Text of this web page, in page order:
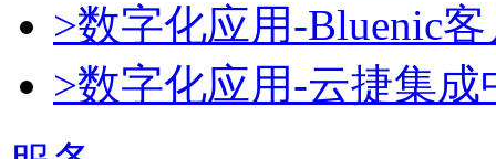
>数字化应用-Bluenic
>数字化应用-云捷集成